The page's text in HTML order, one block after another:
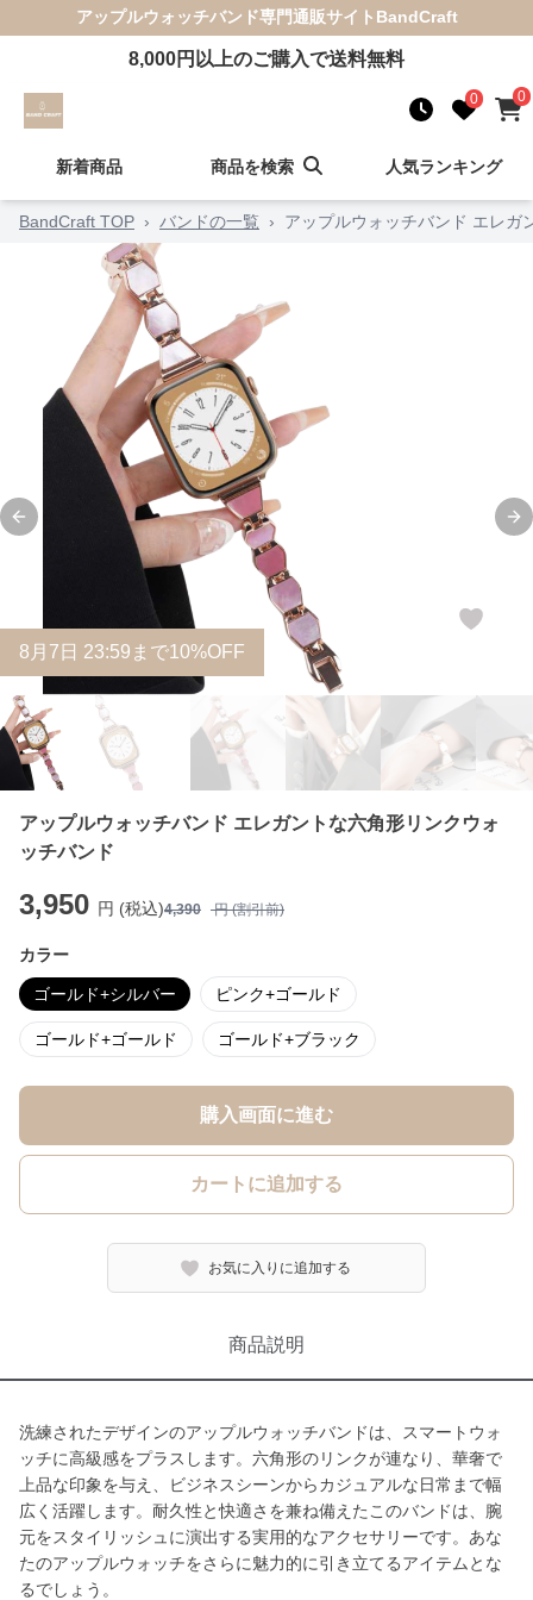
アップルウォッチバンド専門通販サイト BandCraft
8,000円以上のご購入で送料無料
0 0
新着商品 商品を検索 人気ランキング
BandCraft TOP › バンドの一覧 › アップルウォッチバンド エレガ
Previous slide
8 月 7 日 23:59まで10%OFF
アップルウォッチバンド エレガントな六角形リンクウォ
ッチバンド
3,950 円 (税込)4,390 円 (割引前)
カラー
ゴールド+シルバー ピンク+ゴールド
ゴールド+ゴールド ゴールド+ブラック
購入画面に進む
カートに追加する
お気に入りに追加する
商品説明
洗練されたデザインのアップルウォッチバンドは、スマートウォ
ッチに高級感をプラスします。六角形のリンクが連なり、華奢で
上品な印象を与え、ビジネスシーンからカジュアルな日常まで幅
広く活躍します。耐久性と快適さを兼ね備えたこのバンドは、腕
元をスタイリッシュに演出する実用的なアクセサリーです。あな
たのアップルウォッチをさらに魅力的に引き立てるアイテムとな
るでしょう。